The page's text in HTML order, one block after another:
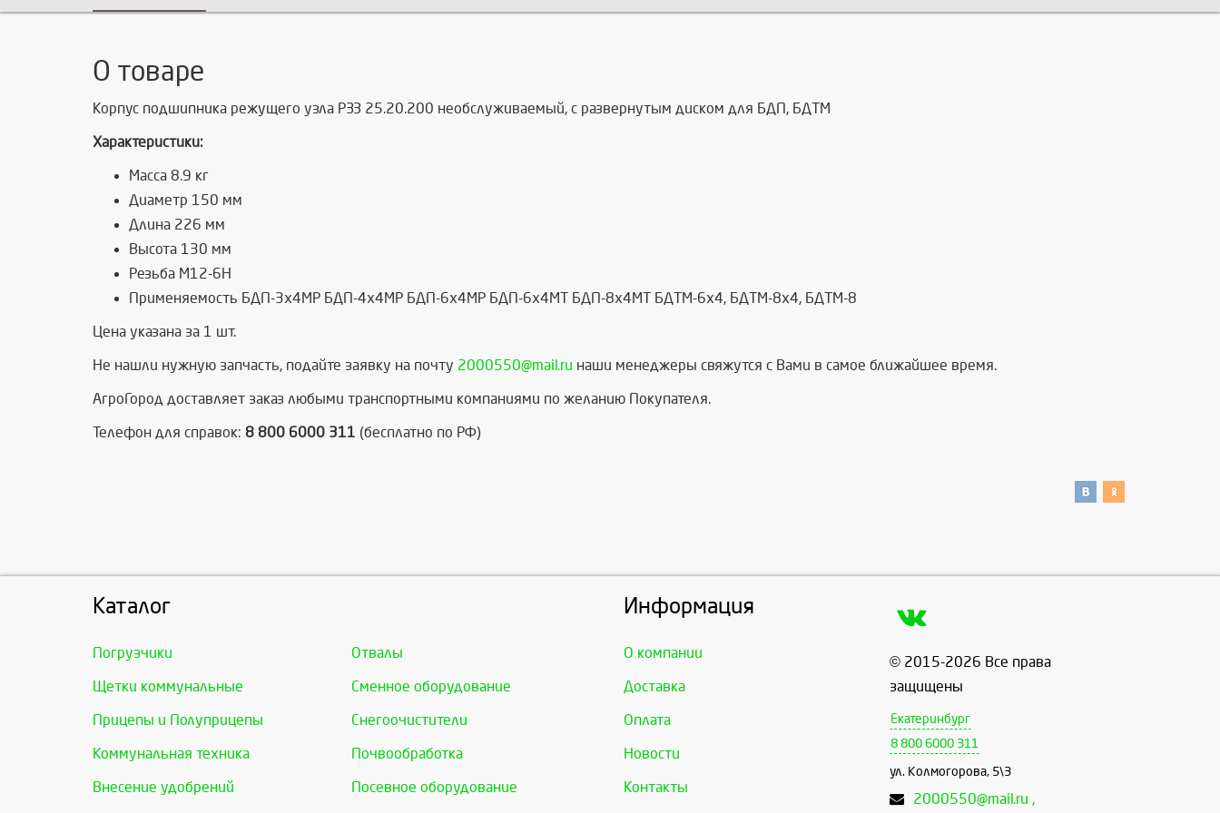
О товаре
Корпус подшипника режущего узла РЗЗ 25.20.200 необслуживаемый, с развернутым диском для БДП, БДТМ
Характеристики:
Масса 8.9 кг
Диаметр 150 мм
Длина 226 мм
Высота 130 мм
Резьба М12-6Н
Применяемость БДП-3х4МР БДП-4х4МР БДП-6х4МР БДП-6х4МТ БДП-8х4МТ БДТМ-6х4, БДТМ-8х4, БДТМ-8
Цена указана за 1 шт.
Не нашли нужную запчасть, подайте заявку на почту 2000550@mail.ru наши менеджеры свяжутся с Вами в самое ближайшее время.
АгроГород доставляет заказ любыми транспортными компаниями по желанию Покупателя.
Телефон для справок: 8 800 6000 311 (бесплатно по РФ)
Каталог
Погрузчики Отвалы
Щетки коммунальные Сменное оборудование
Прицепы и Полуприцепы Снегоочистители
Коммунальная техника Почвообработка
Внесение удобрений Посевное оборудование
Информация
О компании
Доставка
Оплата
Новости
Контакты
© 2015-2026 Все права
защищены
Екатеринбург
8 800 6000 311
ул. Колмогорова, 5\3
2000550@mail.ru ,